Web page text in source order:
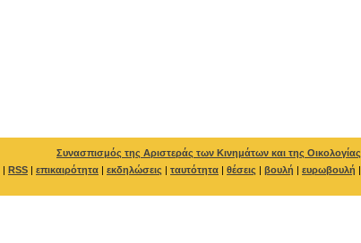
Συνασπισμός της Αριστεράς των Κινημάτων και της Οικολογίας
| RSS | επικαιρότητα | εκδηλώσεις | ταυτότητα | θέσεις | βουλή | ευρωβουλή |